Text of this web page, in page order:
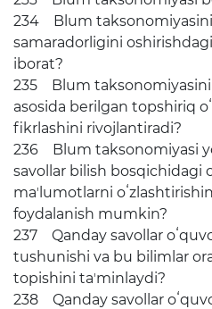
234 Blum
samaradorligini
iborat?
235 Blum
asosida berilgan topshiriq
fikrlashini rivojlantiradi?
236 Blum taksonomiyasi
savollar bilish bosqichidagi
maʼlumotlarni
foydalanish mumkin?
237 Qanday savollar
tushunishi va bu bilimlar
topishini taʼminlaydi?
238 Qanday savollar